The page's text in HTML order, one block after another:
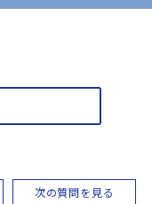
次の質問を見る